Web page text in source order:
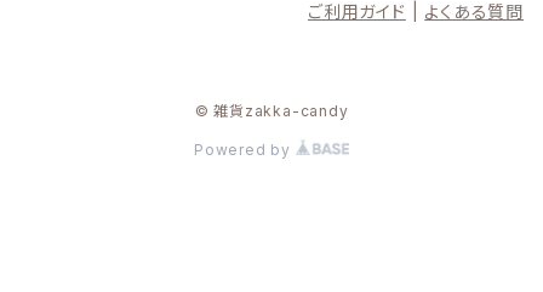
ご利用ガイド よくある質問
© 雑貨zakka-candy
Powered by